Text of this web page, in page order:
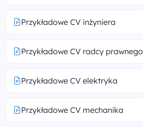
Przykładowe CV inżyniera
Przykładowe CV radcy prawnego
Przykładowe CV elektryka
Przykładowe CV mechanika